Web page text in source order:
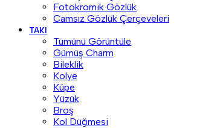
Fotokromik Gözlük
Camsız Gözlük Çerçeveleri
TAKI
Tümünü Görüntüle
Gümüş Charm
Bileklik
Kolye
Küpe
Yüzük
Broş
Kol Düğmesi